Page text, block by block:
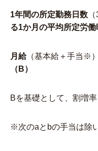
1年間の所定勤務日数
る1か月の平均所定労
月給（基本給＋手当※
（B）
Bを基礎として、割増
※次のaとbの手当は除